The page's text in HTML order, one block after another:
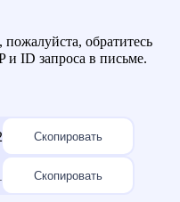
обратитесь
и ID запроса в письме.
Скопировать
Скопировать